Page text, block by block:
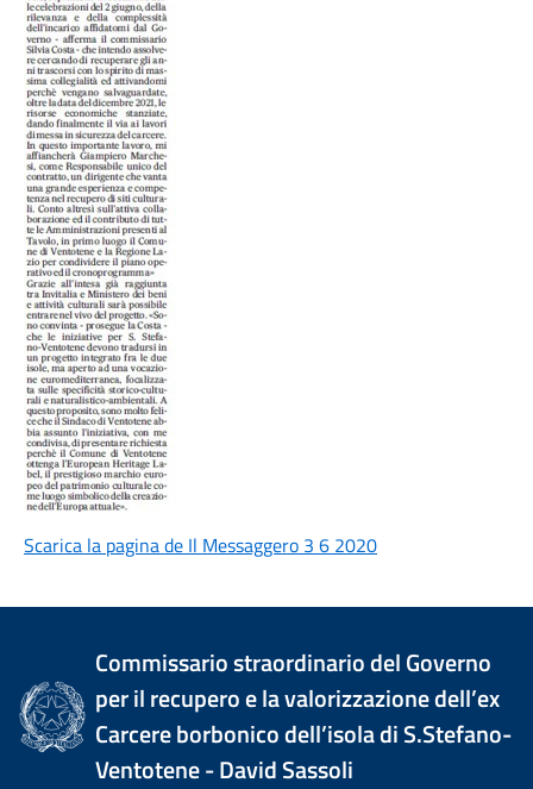
Scarica la pagina de Il Messaggero 3 6 2020
Commissario straordinario del Governo
per il recupero e la valorizzazione dell’ex
Carcere borbonico dell’isola di S.Stefano-
Ventotene - David Sassoli